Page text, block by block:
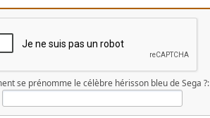
se prénomme le célèbre hérisson bleu de Sega ?: